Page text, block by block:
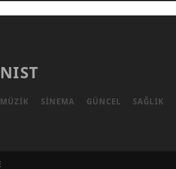
MÜZIK SINEMA GÜNCEL SAĞLIK